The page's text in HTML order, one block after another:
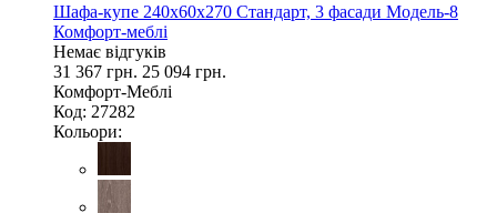
Шафа-купе 240х60х270 Стандарт, 3 фасади Модель-8
Комфорт-меблі
Немає відгуків
31 367 грн. 25 094 грн.
Комфорт-Меблі
Код: 27282
Кольори: